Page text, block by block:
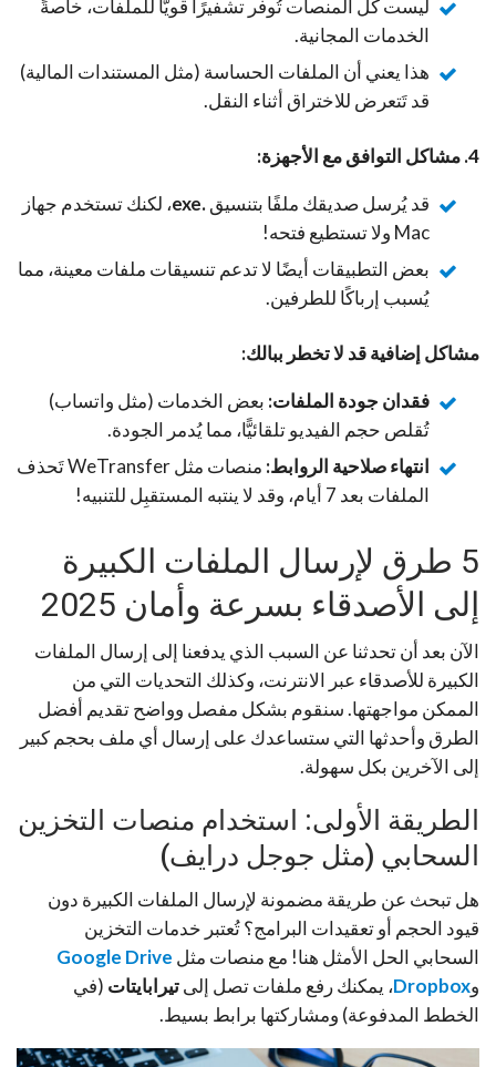
ليست كل المنصات تُوفر تشفيرًا قويًّا للملفات، خاصةً
الخدمات المجانية.
هذا يعني أن الملفات الحساسة (مثل المستندات المالية)
قد تَتعرض للاختراق أثناء النقل.
4. مشاكل التوافق مع الأجهزة:
قد يُرسل صديقك ملفًا بتنسيق.exe
، لكنك تستخدم جهاز
Mac ولا تستطيع فتحه!
بعض التطبيقات أيضًا لا تدعم تنسيقات ملفات معينة، مما
يُسبب إرباكًا للطرفين.
مشاكل إضافية قد لا تخطر ببالك:
فقدان جودة الملفات: بعض الخدمات (مثل واتساب)
تُقلص حجم الفيديو تلقائيًّا، مما يُدمر الجودة.
انتهاء صلاحية الروابط:
منصات مثل WeTransfer تَحذف
الملفات بعد 7 أيام، وقد لا ينتبه المستقبِل للتنبيه!
5 طرق لإرسال الملفات الكبيرة
إلى الأصدقاء بسرعة وأمان 2025
الآن بعد أن تحدثنا عن السبب الذي يدفعنا إلى إرسال الملفات
الكبيرة للأصدقاء عبر الانترنت، وكذلك التحديات التي من
الممكن مواجهتها. سنقوم بشكل مفصل وواضح تقديم أفضل
الطرق وأحدثها التي ستساعدك على إرسال أي ملف بحجم كبير
إلى الآخرين بكل سهولة.
الطريقة الأولى: استخدام منصات التخزين
السحابي (مثل جوجل درايف)
هل تبحث عن طريقة مضمونة لإرسال الملفات الكبيرة دون
قيود الحجم أو تعقيدات البرامج؟ تُعتبر خدمات التخزين
السحابي الحل الأمثل هنا! مع منصات مثل Google Drive
وDropbox، يمكنك رفع ملفات تصل إلىتيرابايتات (في
الخطط المدفوعة) ومشاركتها برابط بسيط.